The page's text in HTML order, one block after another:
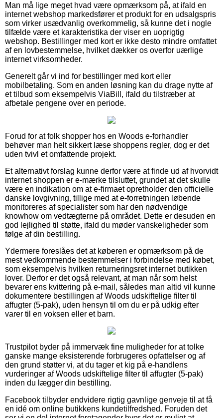
Man må lige meget hvad være opmærksom på, at ifald en
internet webshop markedsfører et produkt for en udsalgspris
som virker usædvanlig overkommelig, så kunne det i nogle
tilfælde være et karakteristika der viser en uoprigtig
webshop. Bestillinger med kort er ikke desto mindre omfattet
af en lovbestemmelse, hvilket dækker os overfor uærlige
internet virksomheder.
Generelt går vi ind for bestillinger med kort eller
mobilbetaling. Som en anden løsning kan du drage nytte af
et tilbud som eksempelvis ViaBill, ifald du tilstræber at
afbetale pengene over en periode.
Forud for at folk shopper hos en Woods e-forhandler
behøver man helt sikkert læse shoppens regler, dog er det
uden tvivl et omfattende projekt.
Et alternativt forslag kunne derfor være at finde ud af hvorvidt
internet shoppen er e-mærke tilsluttet, grundet at det skulle
være en indikation om at e-firmaet opretholder den officielle
danske lovgivning, tillige med at e-forretningen løbende
monitoreres af specialister som har den nødvendige
knowhow om vedtægterne på området. Dette er desuden en
god lejlighed til støtte, ifald du møder vanskeligheder som
følge af din bestilling.
Ydermere foreslåes det at køberen er opmærksom på de
mest vedkommende bestemmelser i forbindelse med købet,
som eksempelvis hvilken returneringsret internet butikken
lover. Derfor er det også relevant, at man når som helst
bevarer ens kvittering på e-mail, således man altid vil kunne
dokumentere bestillingen af Woods udskiftelige filter til
affugter (5-pak), uden hensyn til om du er på udkig efter
varer til en voksen eller et barn.
Trustpilot byder på immervæk fine muligheder for at tolke
ganske mange eksisterende forbrugeres opfattelser og af
den grund støtter vi, at du tager et kig på e-handlens
vurderinger af Woods udskiftelige filter til affugter (5-pak)
inden du lægger din bestilling.
Facebook tilbyder endvidere rigtig gavnlige genveje til at få
en idé om online butikkens kundetilfredshed. Foruden det